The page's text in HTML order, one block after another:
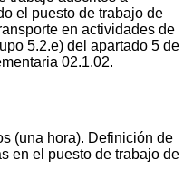
el puesto de trabajo de
en actividades de
5.2.e) del apartado 5 de
02.1.02.
(una hora). Definición de
en el puesto de trabajo de